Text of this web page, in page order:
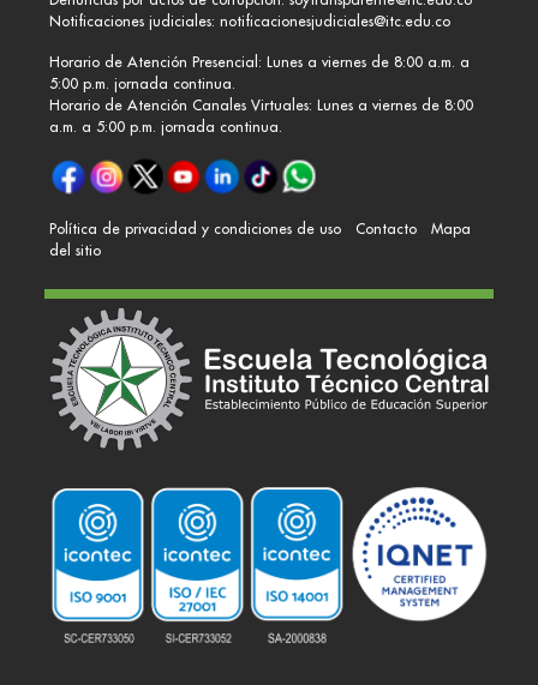
Notificaciones judiciales: notificacionesjudiciales@itc.edu.co
Horario de Atención Presencial: Lunes a viernes de 8:00 a.m. a
5:00 p.m. jornada continua.
Horario de Atención Canales Virtuales: Lunes a viernes de 8:00
a.m. a 5:00 p.m. jornada continua.
Política de privacidad y condiciones de uso Contacto
Mapa
del sitio